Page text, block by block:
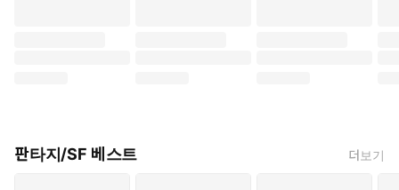
판타지/SF 베스트 더보기